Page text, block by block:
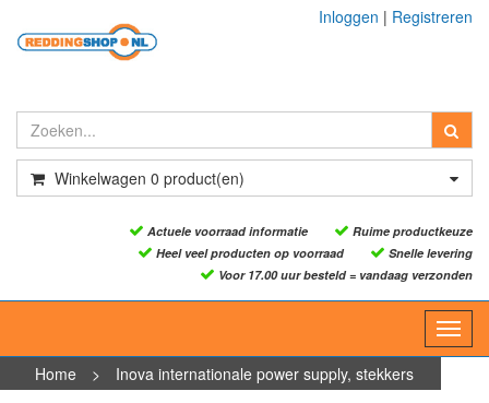
Inloggen | Registreren
Winkelwagen 0 product(en)
Actuele voorraad informatie
Ruime productkeuze
Heel veel producten op voorraad
Snelle levering
Voor 17.00 uur besteld = vandaag verzonden
Home
> Inova internationale power supply, stekkers